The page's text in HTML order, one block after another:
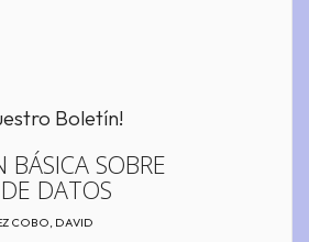
Boletín!
BÁSICA SOBRE
DATOS
COBO, DAVID